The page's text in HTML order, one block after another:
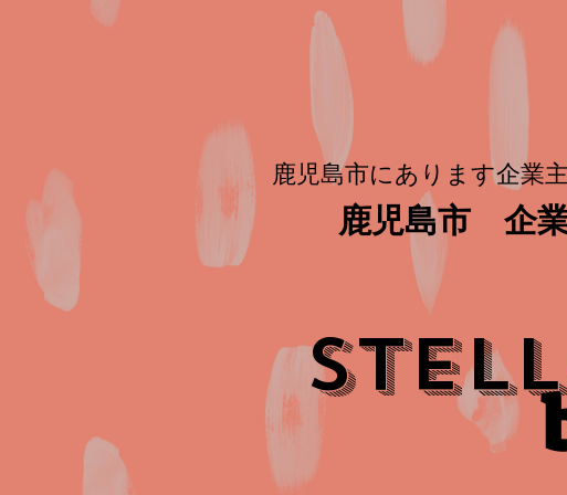
鹿児島市にあります企業
鹿児島市 企業